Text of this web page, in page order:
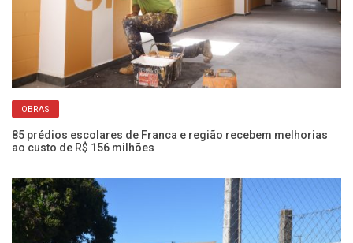
OBRAS
85 prédios escolares de Franca e região recebem melhorias
ao custo de R$ 156 milhões